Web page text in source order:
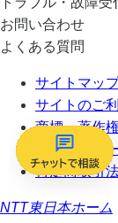
お問い合わせ
よくある質問
サイトマッ
サイトのご
商標・著作
プライバシ
特定商取引
NTT東日本ホーム